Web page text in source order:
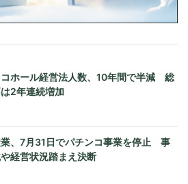
ホール経営法人数、10年間で半減 総
2年連続増加
、7月31日でパチンコ事業を停止 事
経営状況踏まえ決断